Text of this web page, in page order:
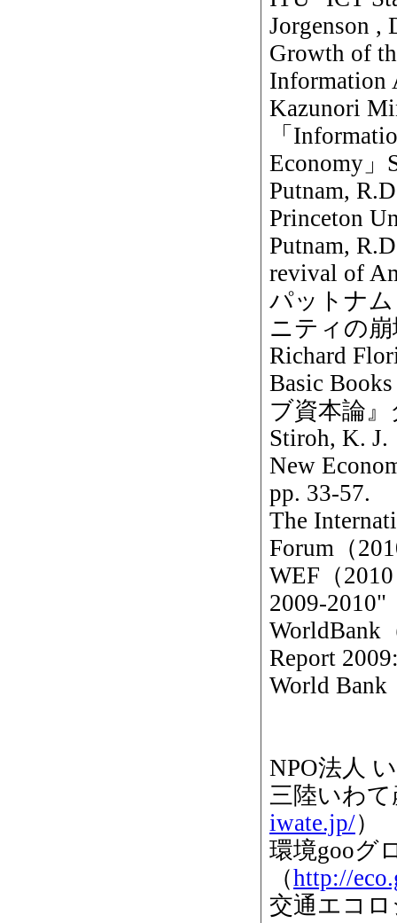
Jorgenson ,
Growth of
Information
Kazunori
「
Economy」
Putnam,
Princeton
Putnam,
revival of
パットナ
ニティの
Richard
Basic
ブ資本論
Stiroh, K.
New
pp. 33-57.
The
Forum（
WEF（
2009-2010"
WorldBank
Report
World Bank
NPO法人
三陸いわ
iwate.jp/）
環境gooグ
（http://
交通エコ